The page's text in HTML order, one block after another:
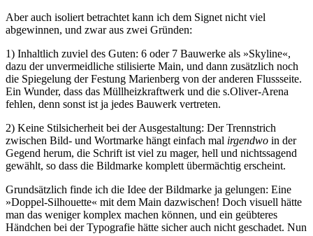
Aber auch isoliert betrachtet kann ich dem Signet nicht viel
abgewinnen, und zwar aus zwei Gründen:
1) Inhaltlich zuviel des Guten: 6 oder 7 Bauwerke als »Skyline«,
dazu der unvermeidliche stilisierte Main, und dann zusätzlich noch
die Spiegelung der Festung Marienberg von der anderen Flussseite.
Ein Wunder, dass das Müllheizkraftwerk und die s.Oliver-Arena
fehlen, denn sonst ist ja jedes Bauwerk vertreten.
2) Keine Stilsicherheit bei der Ausgestaltung: Der Trennstrich
zwischen Bild- und Wortmarke hängt einfach mal irgendwo in der
Gegend herum, die Schrift ist viel zu mager, hell und nichtssagend
gewählt, so dass die Bildmarke komplett übermächtig erscheint.
Grundsätzlich finde ich die Idee der Bildmarke ja gelungen: Eine
»Doppel-Silhouette« mit dem Main dazwischen! Doch visuell hätte
man das weniger komplex machen können, und ein geübteres
Händchen bei der Typografie hätte sicher auch nicht geschadet. Nun